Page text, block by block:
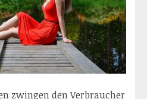
zwingen den Verbraucher